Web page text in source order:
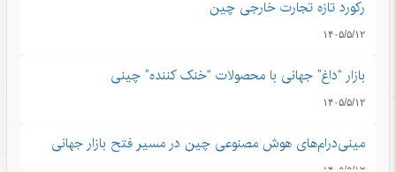
رکورد تازه تجارت خارجی چین
۱۴۰۵/۵/۱۲
بازار “داغ” جهانی با محصولات “خنک کننده” چینی
۱۴۰۵/۵/۱۲
مینی‌درام‌های هوش مصنوعی چین در مسیر فتح بازار جهانی